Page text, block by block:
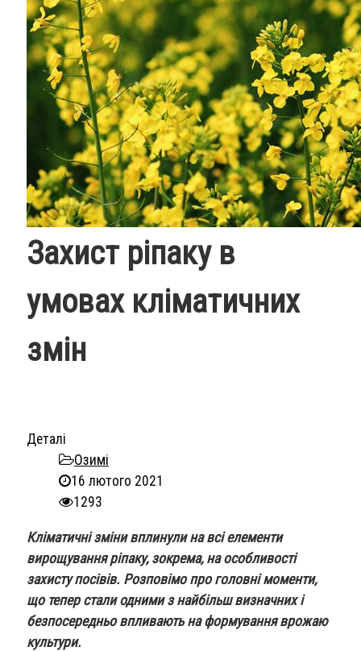
Захист ріпаку в
умовах кліматичних
змін
Деталі
Озимі
16 лютого 2021
1293
Кліматичні зміни вплинули на всі елементи
вирощування ріпаку, зокрема, на особливості
захисту посівів. Розповімо про головні моменти,
що тепер стали одними з найбільш визначних і
безпосередньо впливають на формування врожаю
культури.